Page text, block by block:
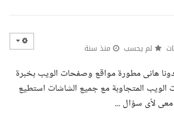
لم يحسب منذ سنة
هانى مطورة مواقع وصفحات الويب بخبرة
المتجاوبة مع جميع الشاشات استطيع
لأى سؤال ...